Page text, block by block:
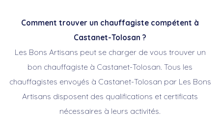
Comment trouver un chauffagiste compétent à
Castanet-Tolosan ?
Les Bons Artisans peut se charger de vous trouver un
bon chauffagiste à Castanet-Tolosan. Tous les
chauffagistes envoyés à Castanet-Tolosan par Les Bons
Artisans disposent des qualifications et certificats
nécessaires à leurs activités.